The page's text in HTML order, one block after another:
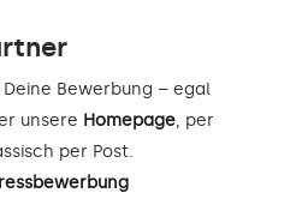
Bewerbung – egal
unsere Homepage, per
per Post.